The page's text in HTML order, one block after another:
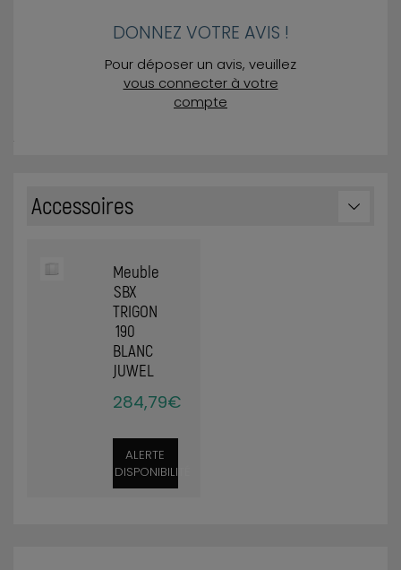
DONNEZ VOTRE AVIS !
Pour déposer un avis, veuillez
vous connecter à votre
compte
Accessoires
Meuble
SBX
TRIGON
190
BLANC
JUWEL
284,79€
ALERTE
DISPONIBILITÉ